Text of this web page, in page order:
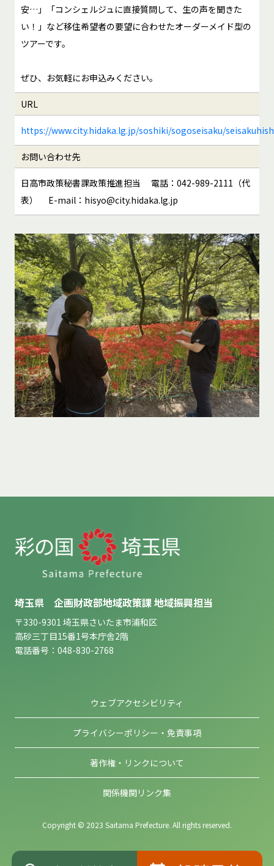
安…」「コンシェルジュに直接質問して、生の声を聞きた
い！」など移住希望者の要望に合わせたオーダーメイド型の
ツアーです。
ぜひ、お気軽にお申込みください。
URL
https://www.city.hidaka.lg.jp/soshiki/sogoseisaku/
お問い合わせ先
日高市政策秘書課政策推進担当 電話：042-989-2111（代
表） E-mail：hisyo@city.hidaka.lg.jp
埼玉県 企画財政部地域政策課 地域振興担当
〒330-9301 埼玉県さいたま市浦和区
高砂三丁目15番1号本庁舎2階
電話番号：048-830-2768
ウェブアクセシビリティ
プライバシーポリシー・免責事項
著作権・リンクについて
関係機関リンク集
Copyright © 2023 Saitama Prefecture. All rights reserved.